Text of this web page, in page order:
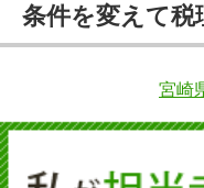
条件を変えて税
宮崎